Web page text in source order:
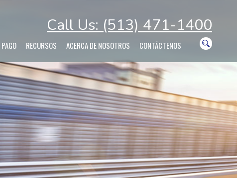
Call Us: (513) 471-1400
RECURSOS ACERCA DE NOSOTROS CONTÁCTENOS